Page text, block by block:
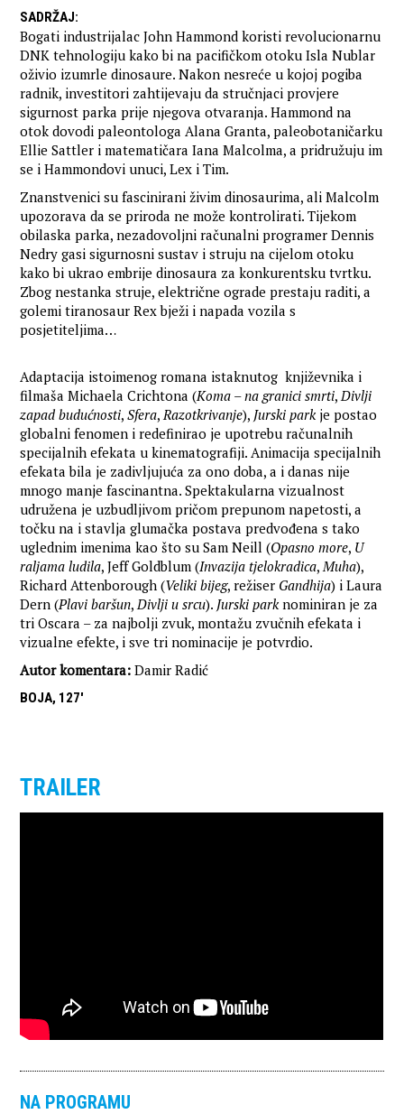
SADRŽAJ:
Bogati industrijalac John Hammond koristi revolucionarnu
DNK tehnologiju kako bi na pacifičkom otoku Isla Nublar
oživio izumrle dinosaure. Nakon nesreće u kojoj pogiba
radnik, investitori zahtijevaju da stručnjaci provjere
sigurnost parka prije njegova otvaranja. Hammond na
otok dovodi paleontologa Alana Granta, paleobotaničarku
Ellie Sattler i matematičara Iana Malcolma, a pridružuju im
se i Hammondovi unuci, Lex i Tim.
Znanstvenici su fascinirani živim dinosaurima, ali Malcolm
upozorava da se priroda ne može kontrolirati. Tijekom
obilaska parka, nezadovoljni računalni programer Dennis
Nedry gasi sigurnosni sustav i struju na cijelom otoku
kako bi ukrao embrije dinosaura za konkurentsku tvrtku.
Zbog nestanka struje, električne ograde prestaju raditi, a
golemi tiranosaur Rex bježi i napada vozila s
posjetiteljima…
Adaptacija istoimenog romana istaknutog književnika i
filmaša Michaela Crichtona (Koma – na granici smrti,Divlji
zapad budućnosti,Sfera,Razotkrivanje), Jurski park je postao
globalni fenomen i redefinirao je upotrebu računalnih
specijalnih efekata u kinematografiji. Animacija specijalnih
efekata bila je zadivljujuća za ono doba, a i danas nije
mnogo manje fascinantna. Spektakularna vizualnost
udružena je uzbudljivom pričom prepunom napetosti, a
točku na i stavlja glumačka postava predvođena s tako
uglednim imenima kao što su Sam Neill (Opasno more, U
raljama ludila, Jeff Goldblum (Invazija tjelokradica,Muha),
Richard Attenborough (Veliki bijeg, režiser Gandhija) i Laura
Dern (Plavi baršun,Divlji u srcu). Jurski park nominiran je za
tri Oscara – za najbolji zvuk, montažu zvučnih efekata i
vizualne efekte, i sve tri nominacije je potvrdio.
Autor komentara: Damir Radić
BOJA, 127'
TRAILER
NA PROGRAMU